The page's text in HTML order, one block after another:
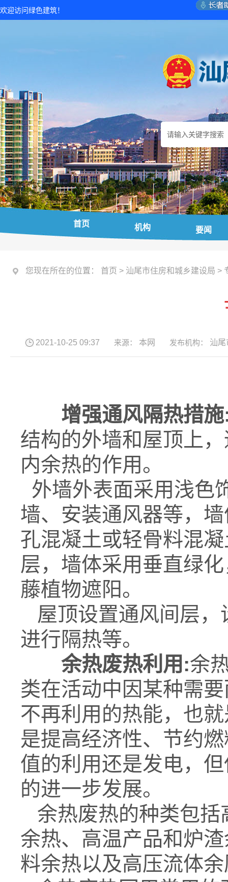
欢迎访问绿色建筑！
首页 机构 要闻
您现在所在的位置： 首页 > 汕尾市住房和城乡建设局 >
2021-10-25 09:37 来源： 本网 发布机构： 汕
增强通风隔热措施
结构的外墙和屋顶上
内余热的作用。
外墙外表面采用浅色
墙、安装通风器等，
孔混凝土或轻骨料混
层，墙体采用垂直绿
藤植物遮阳。
屋顶设置通风间层，
进行隔热等。
余热废热利用 :余
类在活动中因某种需
不再利用的热能，也
是提高经济性、节约
值的利用还是发电，
的进一步发展。
余热废热的种类包括
余热、高温产品和炉
料余热以及高压流体